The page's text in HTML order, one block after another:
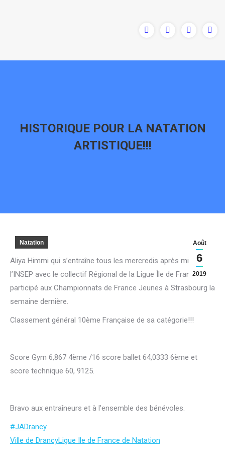
HISTORIQUE POUR LA NATATION
ARTISTIQUE!!!
Août
6
2019
Natation
Aliya Himmi qui s’entraîne tous les mercredis après midi à
l’INSEP avec le collectif Régional de la Ligue Île de France a
participé aux Championnats de France Jeunes à Strasbourg la
semaine dernière.
Classement général 10ème Française de sa catégorie!!!
Score Gym 6,867 4ème /16 score ballet 64,0333 6ème et
score technique 60, 9125.
Bravo aux entraîneurs et à l’ensemble des bénévoles.
#JADrancy
Ville de DrancyLigue Ile de France de Natation